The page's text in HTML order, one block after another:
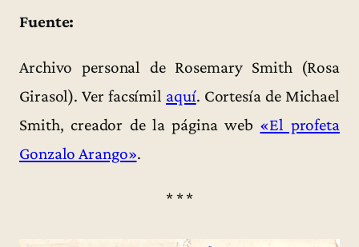
Fuente:
Archivo personal de Rosemary Smith (Rosa
Girasol). Ver facsímil aquí. Cortesía de Michael
Smith, creador de la página web «El profeta
Gonzalo Arango».
* * *